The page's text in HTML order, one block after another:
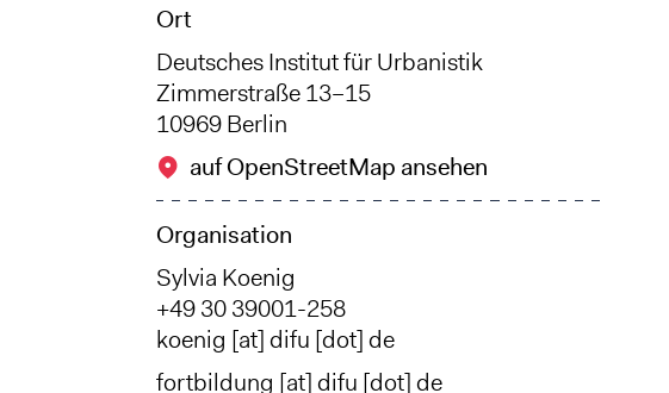
Ort
Deutsches Institut für Urbanistik
Zimmerstraße 13–15
10969 Berlin
auf OpenStreetMap ansehen
Organisation
Sylvia Koenig
+49 30 39001-258
koenig [at]difu [dot]de
fortbildung [at]difu [dot]de